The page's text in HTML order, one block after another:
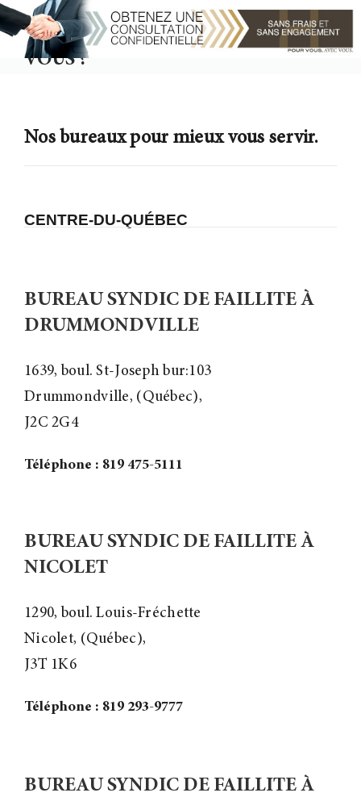
VOUS SOUHAITEZ TROUVER UN
BUREAU PLUS PRÈS DE CHEZ
VOUS ?
Nos bureaux pour mieux vous servir.
CENTRE-DU-QUÉBEC
BUREAU SYNDIC DE FAILLITE À
DRUMMONDVILLE
1639, boul. St-Joseph bur:103
Drummondville, (Québec),
J2C 2G4
Téléphone : 819 475-5111
BUREAU SYNDIC DE FAILLITE À
NICOLET
1290, boul. Louis-Fréchette
Nicolet, (Québec),
J3T 1K6
Téléphone : 819 293-9777
BUREAU SYNDIC DE FAILLITE À